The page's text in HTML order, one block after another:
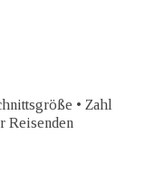
• Zahl
Reisenden